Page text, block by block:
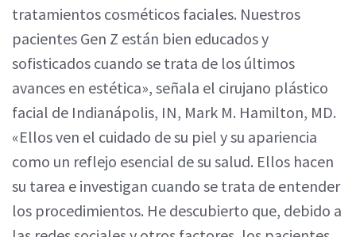
tratamientos cosméticos faciales. Nuestros
pacientes Gen Z están bien educados y
sofisticados cuando se trata de los últimos
avances en estética», señala el cirujano plástico
facial de Indianápolis, IN, Mark M. Hamilton, MD.
«Ellos ven el cuidado de su piel y su apariencia
como un reflejo esencial de su salud. Ellos hacen
su tarea e investigan cuando se trata de entender
los procedimientos. He descubierto que, debido a